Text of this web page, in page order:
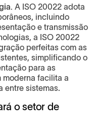
A ISO 20022 adota
incluindo
e transmissão
a ISO 20022
perfeitas com as
simplificando o
para as
moderna facilita a
entre sistemas.
o setor de